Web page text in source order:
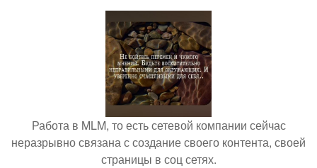
Работа в MLM, то есть сетевой компании сейчас
неразрывно связана с создание своего контента, своей
страницы в соц сетях.